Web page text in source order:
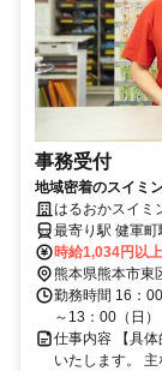
事務受付
地域密着のスイミ
ませんか？
はるおかスイミ
時給1,034円以上
熊本県熊本市東
勤務時間 16：
～13：00（日）
仕事内容 【具
いたします。